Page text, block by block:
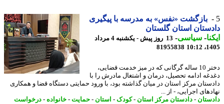
بازگشت «نفس» به مدرسه با پیگیری
استان گلستان
-سیاسی-
13 روز پیش - یکشنبه 4 مرداد
81955838
دختر 10 ساله گرگانی که در میز خدمت قضایی،
ادامه تحصیل، درمان و اشتغال مادرش را با
مرکز استان در میان گذاشته بود، با ورود حمایتی دستگاه قضا و همکاری
اجرایی، - از ...
-دادستان مرکز استان-کودک-استان-حمایت-خانواده- درخواست